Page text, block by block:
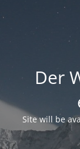
Der
Site will be